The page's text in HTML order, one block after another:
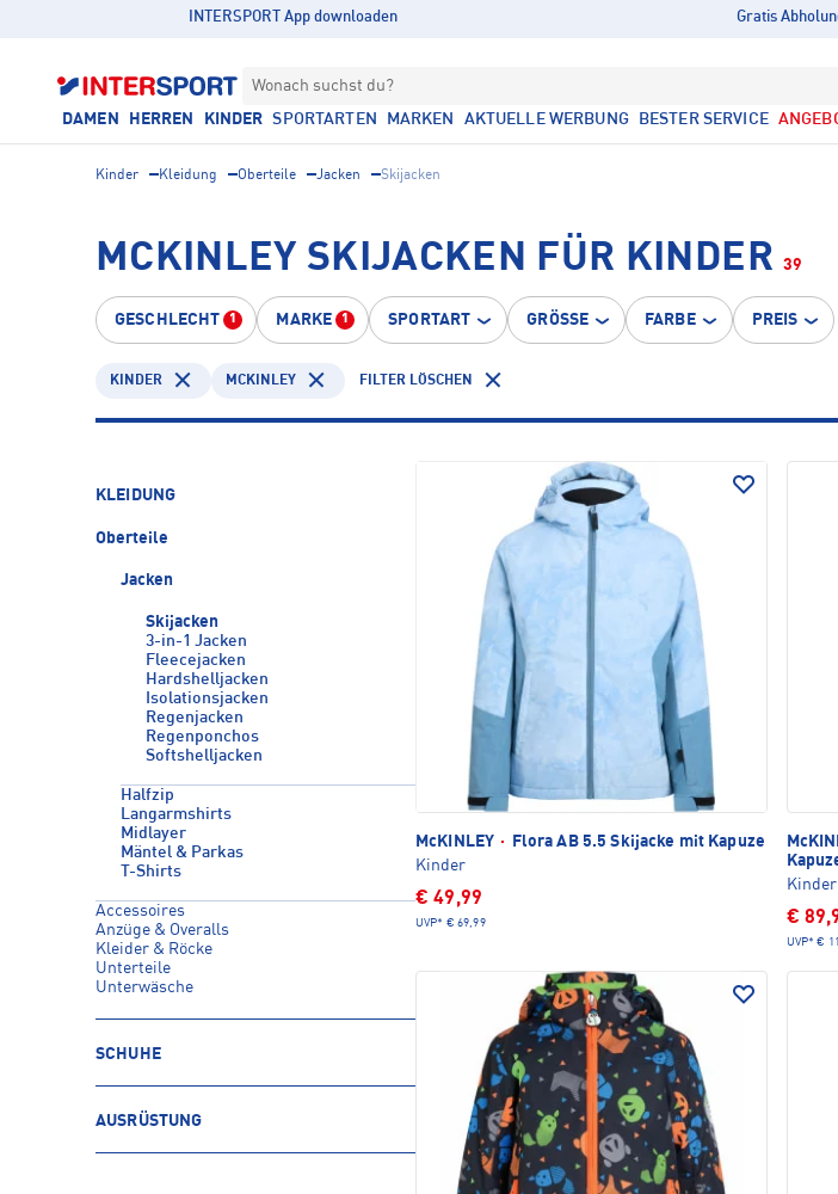
INTERSPORT App downloaden Gratis
Wonach suchst du?
DAMEN HERREN KINDER SPORTARTEN MARKEN AKTUELLE WERBUNG BESTER SERVICE
Kinder Kleidung Oberteile Jacken Skijacken
MCKINLEY SKIJACKEN FÜR KINDER 39
GESCHLECHT 1 MARKE 1 SPORTART GRÖSSE FARBE PREIS
KINDER MCKINLEY FILTER LÖSCHEN
KLEIDUNG
Oberteile
Jacken
Skijacken
3-in-1 Jacken
Fleecejacken
Hardshelljacken
Isolationsjacken
Regenjacken
Regenponchos
Softshelljacken
Halfzip
Langarmshirts
Midlayer
Mäntel & Parkas
T-Shirts
Accessoires
Anzüge & Overalls
Kleider & Röcke
Unterteile
Unterwäsche
SCHUHE
AUSRÜSTUNG
McKINLEY ·
Flora AB 5.5 Skijacke mit Kapuze
Kinder
€ 49,99
UVP* € 69,99
Kinder
€
UVP* €